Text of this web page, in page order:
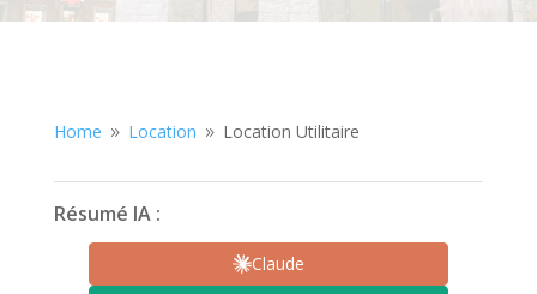
Home 9 Location 9 Location Utilitaire
Résumé IA :
Claude